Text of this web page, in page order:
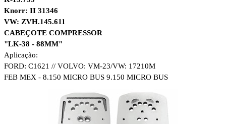
Knorr: II 31346
VW: ZVH.145.611
CABEÇOTE COMPRESSOR
"LK-38 - 88MM"
Aplicação:
FORD: C1621 // VOLVO: VM-23/VW: 17210M
FEB MEX - 8.150 MICRO BUS 9.150 MICRO BUS